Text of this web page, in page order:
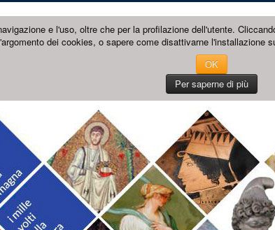
e l'uso, oltre che per la profilazione dell'utente.
dei cookies, o sapere come disattivarne l'installazione
OK
Per saperne di più